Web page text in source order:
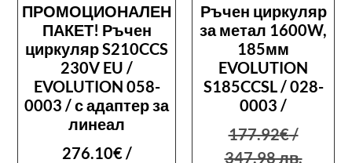
ПРОМОЦИОНАЛЕН
ПАКЕТ! Ръчен
циркуляр S210CCS
230V EU /
EVOLUTION 058-
0003 / с адаптер за
линеал
276.10€/
Ръчен циркуляр
за метал 1600W,
185мм
EVOLUTION
S185CCSL / 028-
0003 /
177.92€/
347.98 лв.